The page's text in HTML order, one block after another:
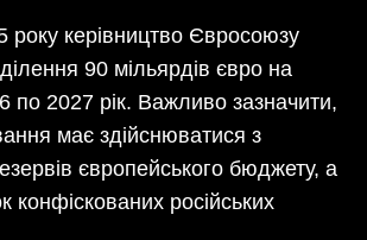
року керівництво Євросоюзу
90 мільярдів євро на
по 2027 рік. Важливо зазначити,
має здійснюватися з
європейського бюджету, а
конфіскованих російських